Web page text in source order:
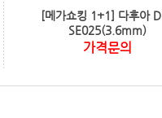
[메가쇼킹 1+1] 다후아
SE025(3.6mm)
가격문의